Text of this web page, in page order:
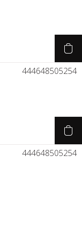
444648505254
444648505254